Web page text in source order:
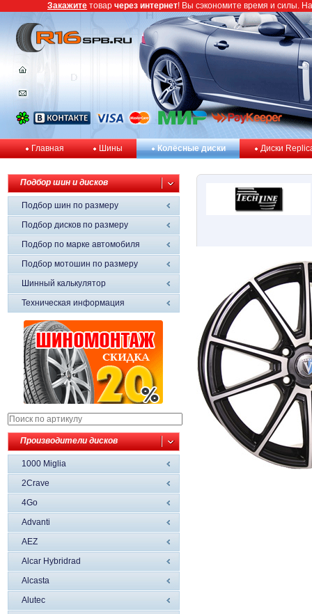
Главная Шины Колёсные диски Диски
Подбор шин и дисков
Подбор шин по размеру
Подбор дисков по размеру
Подбор по марке автомобиля
Подбор мотошин по размеру
Шинный калькулятор
Техническая информация
Производители дисков
1000 Miglia
2Crave
4Go
Advanti
AEZ
Alcar Hybridrad
Alcasta
Alutec
Закажите товар через интернет! Вы сэкономите время и силы.